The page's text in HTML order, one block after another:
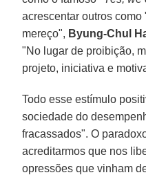
acrescentar outros como
mereço", Byung-Chul
"No lugar de proibição,
projeto, iniciativa e
Todo esse estímulo
sociedade do
fracassados". O
acreditarmos que nos
opressões que vinham